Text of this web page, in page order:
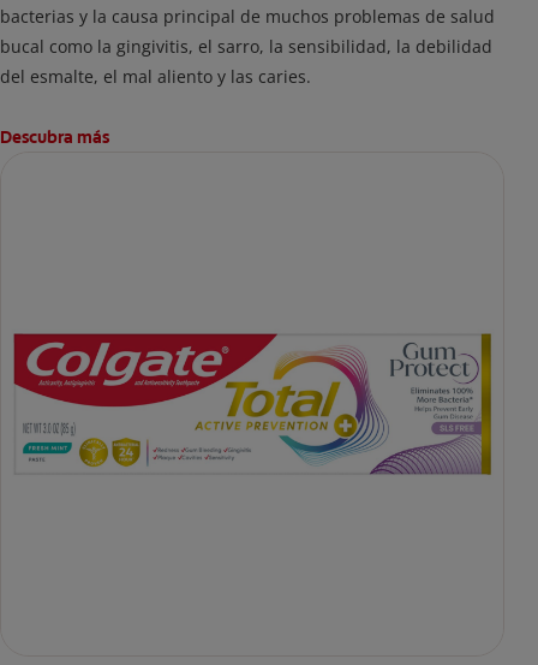
bacterias y la causa principal de muchos problemas de salud
bucal como la gingivitis, el sarro, la sensibilidad, la debilidad
del esmalte, el mal aliento y las caries.
Descubra más